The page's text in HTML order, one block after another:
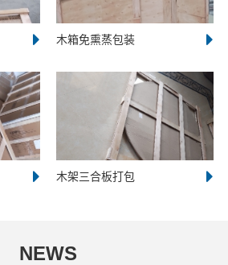
木箱免熏蒸包装
木架三合板打包
NEWS